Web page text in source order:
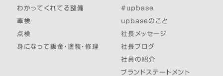
わかってくれてる整備
車検
点検
身になって鈑金・塗装・修理
#upbase
upbaseのこと
社長メッセージ
社長ブログ
社員の紹介
ブランドステートメント